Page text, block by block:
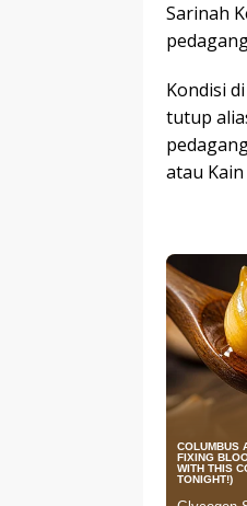
Sarinah
Kondisi
tutup
atau